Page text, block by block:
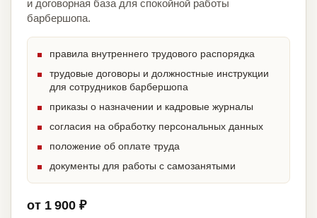
и договорная база для спокойной работы
барбершопа.
правила внутреннего трудового распорядка
трудовые договоры и должностные инструкции
для сотрудников барбершопа
приказы о назначении и кадровые журналы
согласия на обработку персональных данных
положение об оплате труда
документы для работы с самозанятыми
от 1 900 ₽